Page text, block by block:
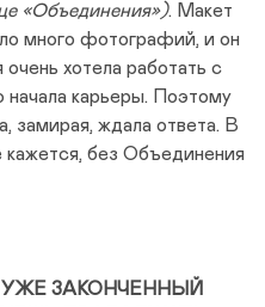
«Объединения»). Макет
много фотографий, и он
хотела работать с
карьеры. Поэтому
замирая, ждала ответа. В
кажется, без Объединения
УЖЕ ЗАКОНЧЕННЫЙ